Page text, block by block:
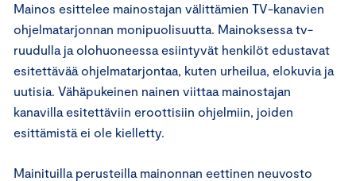
Mainos esittelee mainostajan välittämien TV-kanavien
ohjelmatarjonnan monipuolisuutta. Mainoksessa tv-
ruudulla ja olohuoneessa esiintyvät henkilöt edustavat
esitettävää ohjelmatarjontaa, kuten urheilua, elokuvia ja
uutisia. Vähäpukeinen nainen viittaa mainostajan
kanavilla esitettäviin eroottisiin ohjelmiin, joiden
esittämistä ei ole kielletty.
Mainituilla perusteilla mainonnan eettinen neuvosto